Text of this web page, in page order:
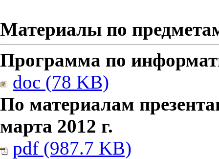
Материалы по
Программа по
doc (78 KB)
По материалам
марта 2012 г.
pdf (987.7 KB)